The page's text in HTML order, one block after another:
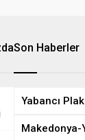
Son Haberler
Yabancı
Makedonya-